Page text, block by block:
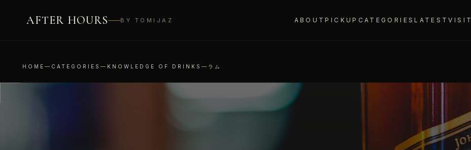
HOME — CATEGORIES — KNOWLEDGE OF DRINKS — ラム
AFTER HOURS BY TOMIJAZ ABOUTPICKUP CATEGORIESLATESTVISIT